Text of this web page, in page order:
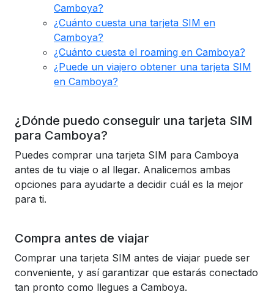
Camboya?
¿Cuánto cuesta una tarjeta SIM en
Camboya?
¿Cuánto cuesta el roaming en Camboya?
¿Puede un viajero obtener una tarjeta SIM
en Camboya?
¿Dónde puedo conseguir una tarjeta SIM
para Camboya?
Puedes comprar una tarjeta SIM para Camboya
antes de tu viaje o al llegar. Analicemos ambas
opciones para ayudarte a decidir cuál es la mejor
para ti.
Compra antes de viajar
Comprar una tarjeta SIM antes de viajar puede ser
conveniente, y así garantizar que estarás conectado
tan pronto como llegues a Camboya.